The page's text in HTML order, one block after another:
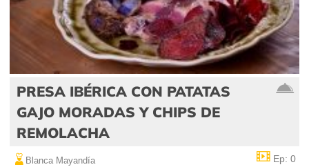
PRESA IBÉRICA CON PATATAS
GAJO MORADAS Y CHIPS DE
REMOLACHA
Blanca Mayandía Ep: 0